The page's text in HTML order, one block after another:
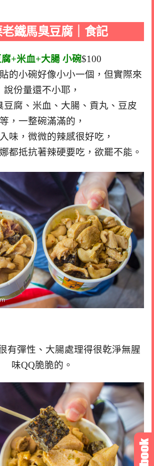
鐵馬臭豆腐｜食記
+米血+大腸 小碗$100
的小碗好像小小一個，但實際來
說份量還不小耶，
豆腐、米血、大腸、貢丸、豆皮
等，一整碗滿滿的，
味，微微的辣感很好吃，
都抵抗著辣硬要吃，欲罷不能。
有彈性、大腸處理得很乾淨無腥
味QQ脆脆的。